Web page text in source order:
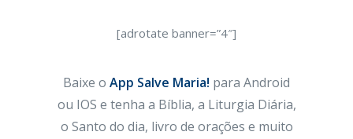
[adrotate banner=”4″]
Baixe o App Salve Maria! para Android
ou IOS e tenha a Bíblia, a Liturgia Diária,
o Santo do dia, livro de orações e muito